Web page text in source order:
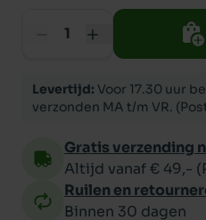
Levertijd: Voor 17.30 uur
verzonden MA t/m VR.
Gratis verzending
Altijd vanaf € 49,-
Ruilen en
Binnen 30 dagen